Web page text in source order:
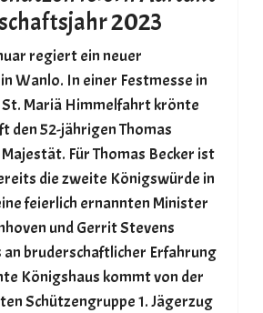
2023
regiert ein neuer
Wanlo. In einer Festmesse in
Mariä Himmelfahrt krönte
den 52-jährigen Thomas
Für Thomas Becker ist
die zweite Königswürde in
feierlich ernannten Minister
und Gerrit Stevens
an bruderschaftlicher Erfahrung
Königshaus kommt von der
Schützengruppe 1. Jägerzug